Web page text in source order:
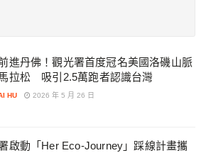
進丹佛！觀光署首度冠名美國洛磯山脈
拉松 吸引2.5萬跑者認識台灣
HU 2026 年 5 月 26 日
啟動「Her Eco-Journey」踩線計畫攜